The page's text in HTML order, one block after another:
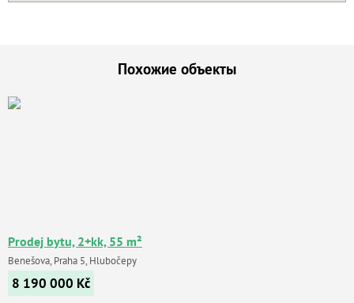
Похожие объекты
Prodej bytu, 2+kk, 55 m²
Benešova, Praha 5, Hlubočepy
8 190 000 Kč